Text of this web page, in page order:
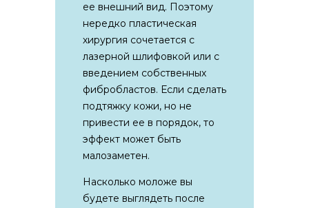
ее внешний вид. Поэтому
нередко пластическая
хирургия сочетается с
лазерной шлифовкой или с
введением собственных
фибробластов. Если сделать
подтяжку кожи, но не
привести ее в порядок, то
эффект может быть
малозаметен.
Насколько моложе вы
будете выглядеть после